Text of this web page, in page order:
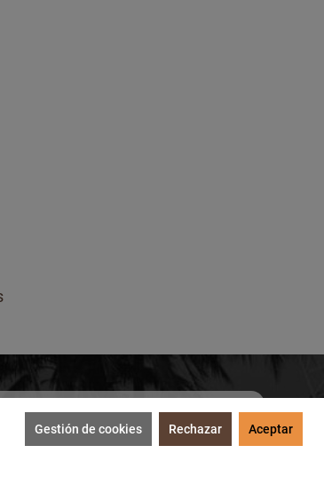
Gestión de cookies Rechazar Aceptar